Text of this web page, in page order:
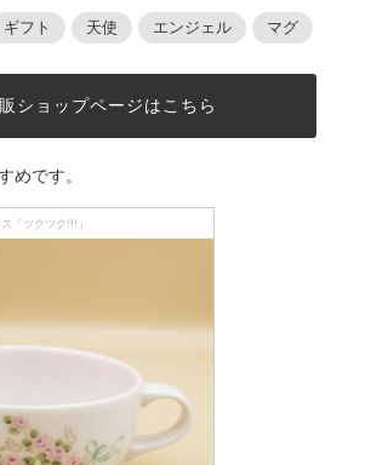
ギフト 天使 エンジェル マグ
ショップページはこちら
めです。
「ツクツク!!!」